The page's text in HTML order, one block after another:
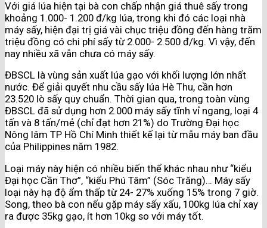
Với giá lúa hiện tại bà con chấp nhận giá thuê sấy trong
khoảng 1.000- 1.200 đ/kg lúa, trong khi đó các loại nhà
máy sấy, hiện đại trị giá vài chục triệu đồng đến hàng trăm
triệu đồng có chi phí sấy từ 2.000- 2.500 đ/kg. Vì vậy, đến
nay nhiều xã vẫn chưa có máy sấy.
ĐBSCL là vùng sản xuất lúa gạo với khối lượng lớn nhất
nước. Để giải quyết nhu cầu sấy lúa Hè Thu, cần hơn
23.520 lò sấy quy chuẩn. Thời gian qua, trong toàn vùng
ĐBSCL đã sử dụng hơn 2.000 máy sấy tĩnh vỉ ngang, loại 4
tấn và 8 tấn/mẻ (chỉ đạt hơn 21%) do Trường Đại học
Nông lâm TP Hồ Chí Minh thiết kế lại từ mẫu máy ban đầu
của Philippines năm 1982.
Loại máy này hiện có nhiều biến thể khác nhau như “kiểu
Đại học Cần Thơ”, “kiểu Phú Tâm” (Sóc Trăng)… Máy sấy
loại này hạ độ ẩm thấp từ 24- 27% xuống 15% trong 7 giờ.
Song, theo bà con nếu gặp máy sấy xấu, 100kg lúa chỉ xay
ra được 35kg gạo, ít hơn 10kg so với máy tốt.